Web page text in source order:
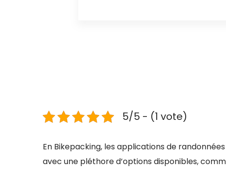
5/5 - (1 vote)
En Bikepacking, les applications de
avec une pléthore d’options disponibles,